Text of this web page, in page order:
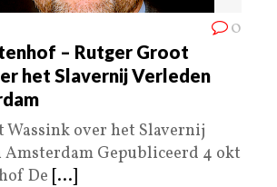
0
– Rutger Groot
het Slavernij Verleden
Wassink over het Slavernij
Amsterdam Gepubliceerd 4 okt
De [...]